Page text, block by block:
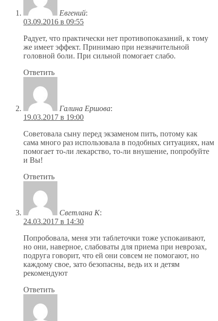
Евгений:
03.09.2016 в 09:55
Радует, что практически нет противопоказаний, к тому
же имеет эффект. Принимаю при незначительной
головной боли. При сильной помогает слабо.
Ответить
Галина Ершова:
19.03.2017 в 19:00
Советовала сыну перед экзаменом пить, потому как
сама много раз использовала в подобных ситуациях, нам
помогает то-ли лекарство, то-ли внушение, попробуйте
и Вы!
Ответить
Светлана К:
24.03.2017 в 14:30
Попробовала, меня эти таблеточки тоже успокаивают,
но они, наверное, слабоваты для приема при неврозах,
подруга говорит, что ей они совсем не помогают, но
каждому свое, зато безопасны, ведь их и детям
рекомендуют
Ответить